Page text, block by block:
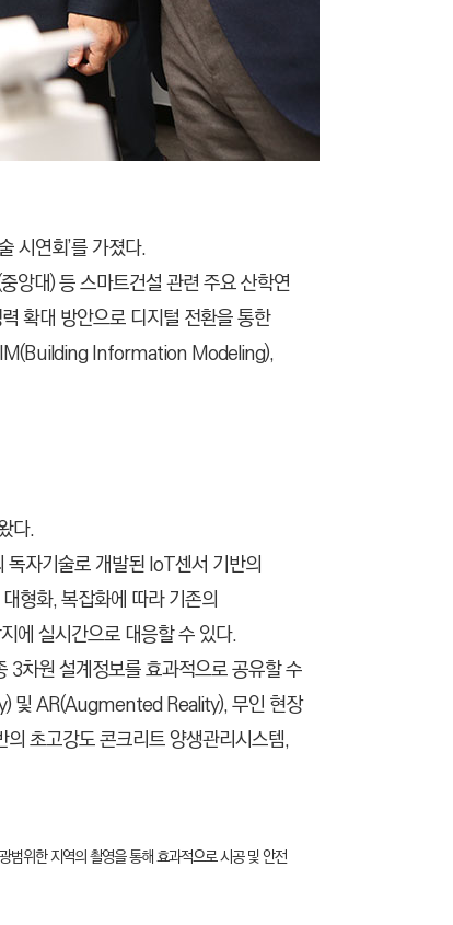
시연회’를 가졌다.
앙대) 등 스마트건설 관련 주요 산학연
확대 방안으로 디지털 전환을 통한
Information Modeling),
다.
독자기술로 개발된 IoT센서 기반의
형화, 복잡화에 따라 기존의
에 실시간으로 대응할 수 있다.
차원 설계정보를 효과적으로 공유할 수
및 AR(Augmented Reality), 무인 현장
초고강도 콘크리트 양생관리시스템,
범위한 지역의 촬영을 통해 효과적으로 시공 및 안전